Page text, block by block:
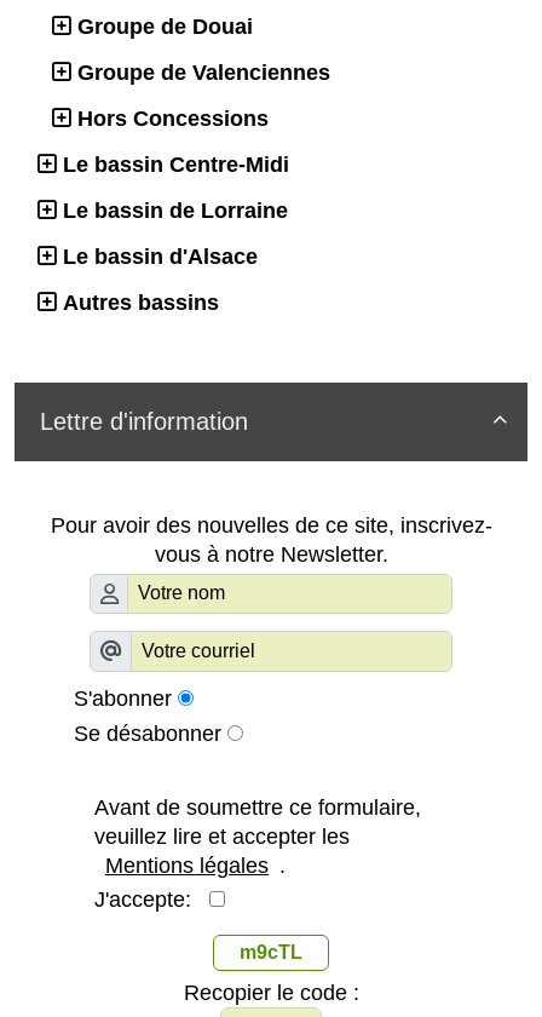
Groupe de Douai
Groupe de Valenciennes
Hors Concessions
Le bassin Centre-Midi
Le bassin de Lorraine
Le bassin d'Alsace
Autres bassins

Lettre d'information
Pour avoir des nouvelles de ce site, inscrivez-
vous à notre Newsletter.
S'abonner
Se désabonner
Avant de soumettre ce formulaire,
veuillez lire et accepter les
Mentions légales .
J'accepte:
m9cTL
Recopier le code :